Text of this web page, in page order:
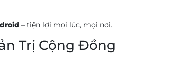
– tiện lợi mọi lúc, mọi nơi.
Trị Cộng Đồng